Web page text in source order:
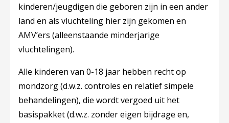
kinderen/jeugdigen die geboren zijn in een ander
land en als vluchteling hier zijn gekomen en
AMV’ers (alleenstaande minderjarige
vluchtelingen).
Alle kinderen van 0-18 jaar hebben recht op
mondzorg (d.w.z. controles en relatief simpele
behandelingen), die wordt vergoed uit het
basispakket (d.w.z. zonder eigen bijdrage en,